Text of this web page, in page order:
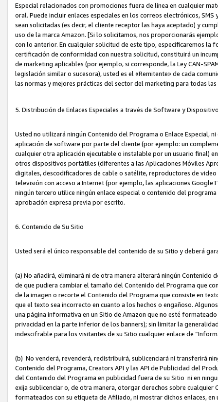
Especial relacionados con promociones fuera de línea en cualquier
oral. Puede incluir enlaces especiales en los correos electrónicos,
sean solicitadas (es decir, el cliente receptor las haya aceptado) y
uso de la marca Amazon. [Si lo solicitamos, nos proporcionarás
con lo anterior. En cualquier solicitud de este tipo, especificaremos
certificación de conformidad con nuestra solicitud, constituirá un
de marketing aplicables (por ejemplo, si corresponde, la Ley CAN-
legislación similar o sucesora), usted es el «Remitente» de cada
las normas y mejores prácticas del sector del marketing para todas
5. Distribución de Enlaces Especiales a través de Software y
Usted no utilizará ningún Contenido del Programa o Enlace Especial,
aplicación de software por parte del cliente (por ejemplo: un
cualquier otra aplicación ejecutable o instalable por un usuario final)
otros dispositivos portátiles (diferentes a las Aplicaciones Móviles
digitales, descodificadores de cable o satélite, reproductores de
televisión con acceso a Internet (por ejemplo, las aplicaciones
ningún tercero utilice ningún enlace especial o contenido del
aprobación expresa previa por escrito.
6. Contenido de Su Sitio
Usted será el único responsable del contenido de su Sitio y deberá
(a) No añadirá, eliminará ni de otra manera alterará ningún
de que pudiera cambiar el tamaño del Contenido del Programa que
de la imagen o recorte el Contenido del Programa que consiste en
que el texto sea incorrecto en cuanto a los hechos o engañoso.
una página informativa en un Sitio de Amazon que no esté
privacidad en la parte inferior de los banners); sin limitar la
indescifrable para los visitantes de su Sitio cualquier enlace de
(b) No venderá, revenderá, redistribuirá, sublicenciará ni transferirá
Contenido del Programa, Creators API y las API de Publicidad del
del Contenido del Programa en publicidad fuera de su Sitio ni en
exija sublicenciar o, de otra manera, otorgar derechos sobre
formateados con su etiqueta de Afiliado, ni mostrar dichos enlaces,